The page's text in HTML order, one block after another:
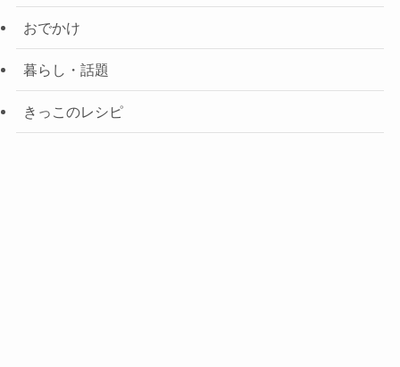
おでかけ
暮らし・話題
きっこのレシピ